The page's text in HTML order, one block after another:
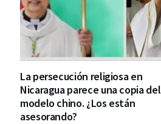
La persecución religiosa en
Nicaragua parece una copia del
modelo chino. ¿Los están
asesorando?